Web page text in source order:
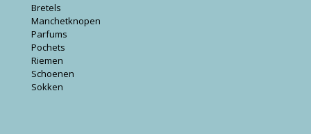
Bretels
Manchetknopen
Parfums
Pochets
Riemen
Schoenen
Sokken